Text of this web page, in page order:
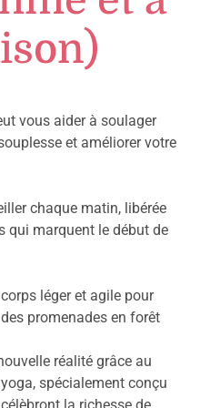
vous aider à soulager
et améliorer votre
chaque matin, libérée
qui marquent le début de
léger et agile pour
promenades en forêt
réalité grâce au
spécialement conçu
la richesse de